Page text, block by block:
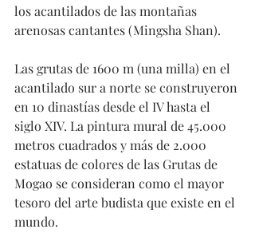
los acantilados de las montañas
arenosas cantantes (Mingsha Shan).
Las grutas de 1600 m (una milla) en el
acantilado sur a norte se construyeron
en 10 dinastías desde el IV hasta el
siglo XIV. La pintura mural de 45.000
metros cuadrados y más de 2.000
estatuas de colores de las Grutas de
Mogao se consideran como el mayor
tesoro del arte budista que existe en el
mundo.